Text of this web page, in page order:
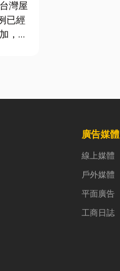
灣屋
已經
，金
廣告媒體
線上媒體
戶外媒體
平面廣告
工商日誌